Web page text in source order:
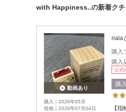
with Happiness..の新着クチ
動画あり
購入｜2026年05月
投稿｜2026年07月04日
riala
購入
購入
公式
購入
【